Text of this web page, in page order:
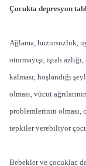
Çocukta depresyon
Ağlama, huzursuzluk,
oturmayışı, iştah
kalması, hoşlandığı
olması, vücut
problemlerinin olması,
tepkiler verebiliyor
Bebekler ve çocuklar,